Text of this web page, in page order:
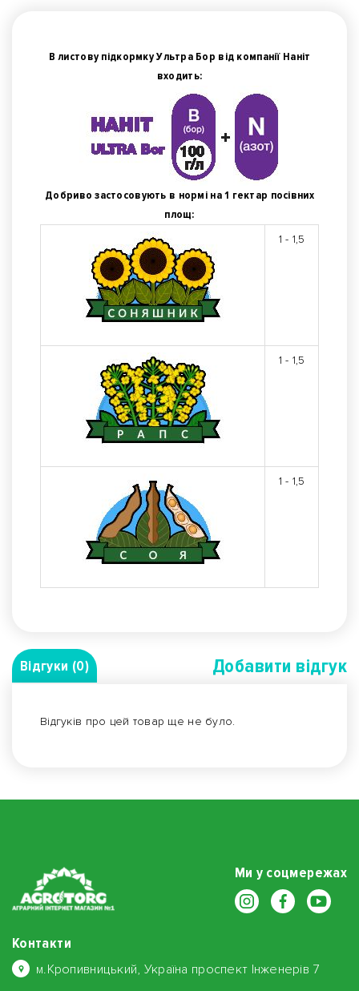
В листову підкормку Ультра Бор від компанії Наніт
входить:
Добриво застосовують в нормі на 1 гектар посівних
площ:
1 - 1,5
1 - 1,5
1 - 1,5
Відгуки (0) Добавити вiдгук
Відгуків про цей товар ще не було.
Ми у соцмережах
Контакти
м.Кропивницький, Україна проспект Інженерів 7